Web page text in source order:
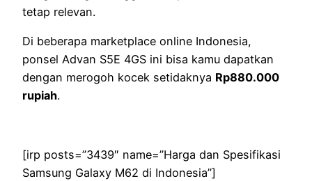
tetap relevan.
Di beberapa marketplace online Indonesia,
ponsel Advan S5E 4GS ini bisa kamu dapatkan
dengan merogoh kocek setidaknya Rp880.000
rupiah.
[irp posts=”3439″ name=”Harga dan Spesifikasi
Samsung Galaxy M62 di Indonesia”]